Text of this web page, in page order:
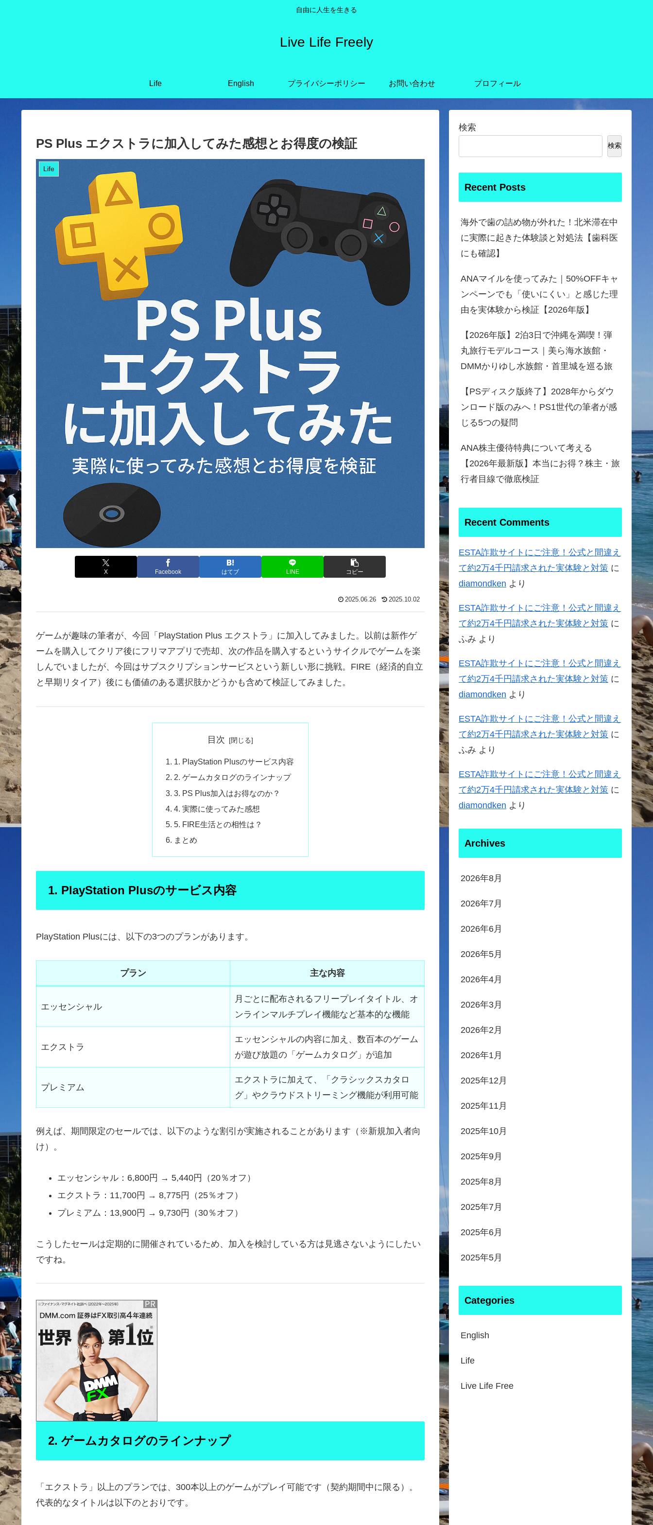
自由に人生を生きる
Live Life Freely
Life English プライバシーポリシー お問い合わせ プロフィール
PS Plus エクストラに加入してみた感想とお得度の検証
Life
X Facebook はてブ LINE コピー
2025.06.26 2025.10.02
ゲームが趣味の筆者が、今回「PlayStation Plus エクストラ」に加入してみました。以前は新作ゲ
ームを購入してクリア後にフリマアプリで売却、次の作品を購入するというサイクルでゲームを楽
しんでいましたが、今回はサブスクリプションサービスという新しい形に挑戦。FIRE（経済的自立
と早期リタイア）後にも価値のある選択肢かどうかも含めて検証してみました。
目次
1. PlayStation Plusのサービス内容
2. ゲームカタログのラインナップ
3. PS Plus加入はお得なのか？
4. 実際に使ってみた感想
5. FIRE生活との相性は？
まとめ
1. PlayStation Plusのサービス内容
PlayStation Plusには、以下の3つのプランがあります。
プラン 主な内容
エッセンシャル
月ごとに配布されるフリープレイタイトル、オ
ンラインマルチプレイ機能など基本的な機能
エクストラ
エッセンシャルの内容に加え、数百本のゲーム
が遊び放題の「ゲームカタログ」が追加
プレミアム
エクストラに加えて、「クラシックスカタロ
グ」やクラウドストリーミング機能が利用可能
例えば、期間限定のセールでは、以下のような割引が実施されることがあります（※新規加入者向
け）。
エッセンシャル：6,800円 → 5,440円（20％オフ）
エクストラ：11,700円 → 8,775円（25％オフ）
プレミアム：13,900円 → 9,730円（30％オフ）
こうしたセールは定期的に開催されているため、加入を検討している方は見逃さないようにしたい
ですね。
2. ゲームカタログのラインナップ
「エクストラ」以上のプランでは、300本以上のゲームがプレイ可能です（契約期間中に限る）。
代表的なタイトルは以下のとおりです。
検索
検索
Recent Posts
海外で歯の詰め物が外れた！北米滞在中
に実際に起きた体験談と対処法【歯科医
にも確認】
ANAマイルを使ってみた｜50%OFFキャ
ンペーンでも「使いにくい」と感じた理
由を実体験から検証【2026年版】
【2026年版】2泊3日で沖縄を満喫！弾
丸旅行モデルコース｜美ら海水族館・
DMMかりゆし水族館・首里城を巡る旅
【PSディスク版終了】2028年からダウ
ンロード版のみへ！PS1世代の筆者が感
じる5つの疑問
ANA株主優待特典について考える
【2026年最新版】本当にお得？株主・旅
行者目線で徹底検証
Recent Comments
ESTA詐欺サイトにご注意！公式と間違え
て約2万4千円請求された実体験と対策 に
diamondken より
ESTA詐欺サイトにご注意！公式と間違え
て約2万4千円請求された実体験と対策 に
ふみ より
ESTA詐欺サイトにご注意！公式と間違え
て約2万4千円請求された実体験と対策 に
diamondken より
ESTA詐欺サイトにご注意！公式と間違え
て約2万4千円請求された実体験と対策 に
ふみ より
ESTA詐欺サイトにご注意！公式と間違え
て約2万4千円請求された実体験と対策 に
diamondken より
Archives
2026年8月
2026年7月
2026年6月
2026年5月
2026年4月
2026年3月
2026年2月
2026年1月
2025年12月
2025年11月
2025年10月
2025年9月
2025年8月
2025年7月
2025年6月
2025年5月
Categories
English
Life
Live Life Free